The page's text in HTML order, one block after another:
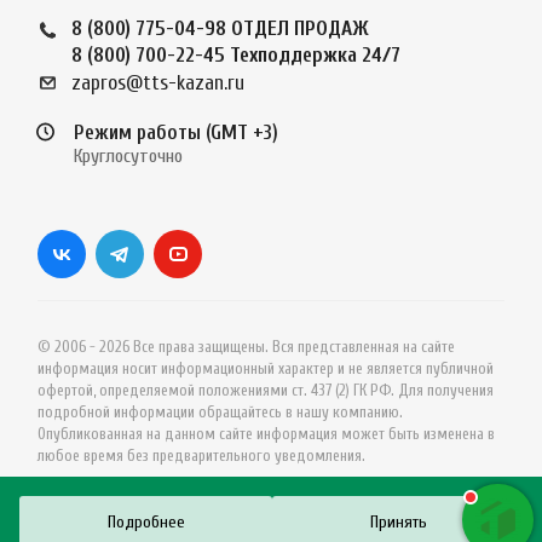
8 (800) 775-04-98 ОТДЕЛ ПРОДАЖ
8 (800) 700-22-45 Техподдержка 24/7
zapros@tts-kazan.ru
Режим работы (GMT +3)
Круглосуточно
© 2006 - 2026 Все права защищены. Вся представленная на сайте
информация носит информационный характер и не является публичной
офертой, определяемой положениями ст. 437 (2) ГК РФ. Для получения
подробной информации обращайтесь в нашу компанию.
Опубликованная на данном сайте информация может быть изменена в
любое время без предварительного уведомления.
Подробнее Принять